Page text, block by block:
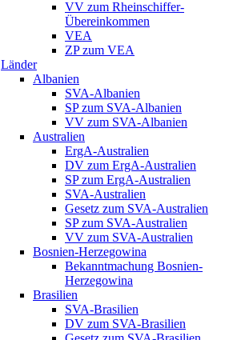
VV zum Rheinschiffer-
Übereinkommen
VEA
ZP zum VEA
Länder
Albanien
SVA-Albanien
SP zum SVA-Albanien
VV zum SVA-Albanien
Australien
ErgA-Australien
DV zum ErgA-Australien
SP zum ErgA-Australien
SVA-Australien
Gesetz zum SVA-Australien
SP zum SVA-Australien
VV zum SVA-Australien
Bosnien-Herzegowina
Bekanntmachung Bosnien-
Herzegowina
Brasilien
SVA-Brasilien
DV zum SVA-Brasilien